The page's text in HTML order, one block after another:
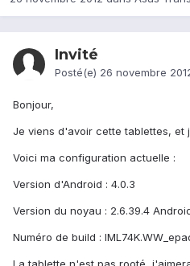
Invité
Posté(e) 26 novembre
Bonjour,
Je viens d'avoir cette tablettes, et
Voici ma configuration actuelle :
Version d'Android : 4.0.3
Version du noyau : 2.6.39.4
Numéro de build :